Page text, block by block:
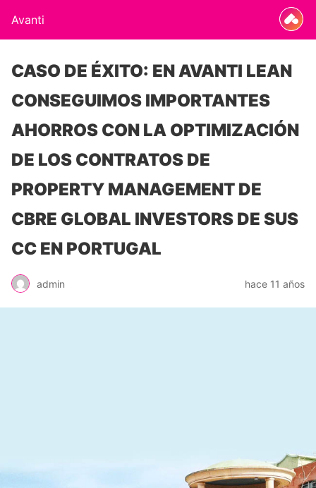
Avanti
CASO DE ÉXITO: EN AVANTI LEAN
CONSEGUIMOS IMPORTANTES
AHORROS CON LA OPTIMIZACIÓN
DE LOS CONTRATOS DE
PROPERTY MANAGEMENT DE
CBRE GLOBAL INVESTORS DE SUS
CC EN PORTUGAL
admin hace 11 años